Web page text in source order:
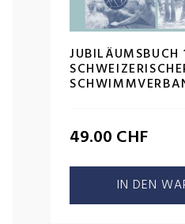
JUBILÄUMSBUCH
49.00 CHF
IN DEN